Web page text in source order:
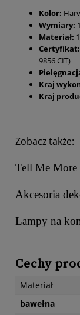
Kolor:
Wymiary:
Materiał:
Certyfikat:
9856 CIT)
Kraj
Kraj
Zobacz także:
Tell Me More
Akcesoria
Lampy na
Cechy
Materiał
bawełna